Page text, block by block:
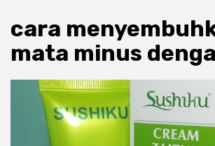
cara
mata minus